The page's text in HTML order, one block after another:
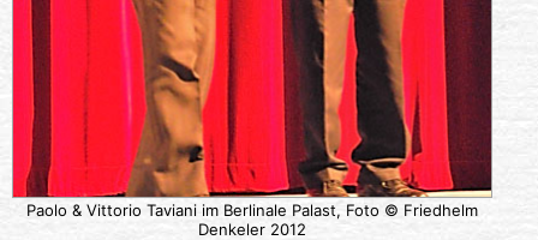
Paolo & Vittorio Taviani im Berlinale Palast, Foto © Friedhelm
Denkeler 2012